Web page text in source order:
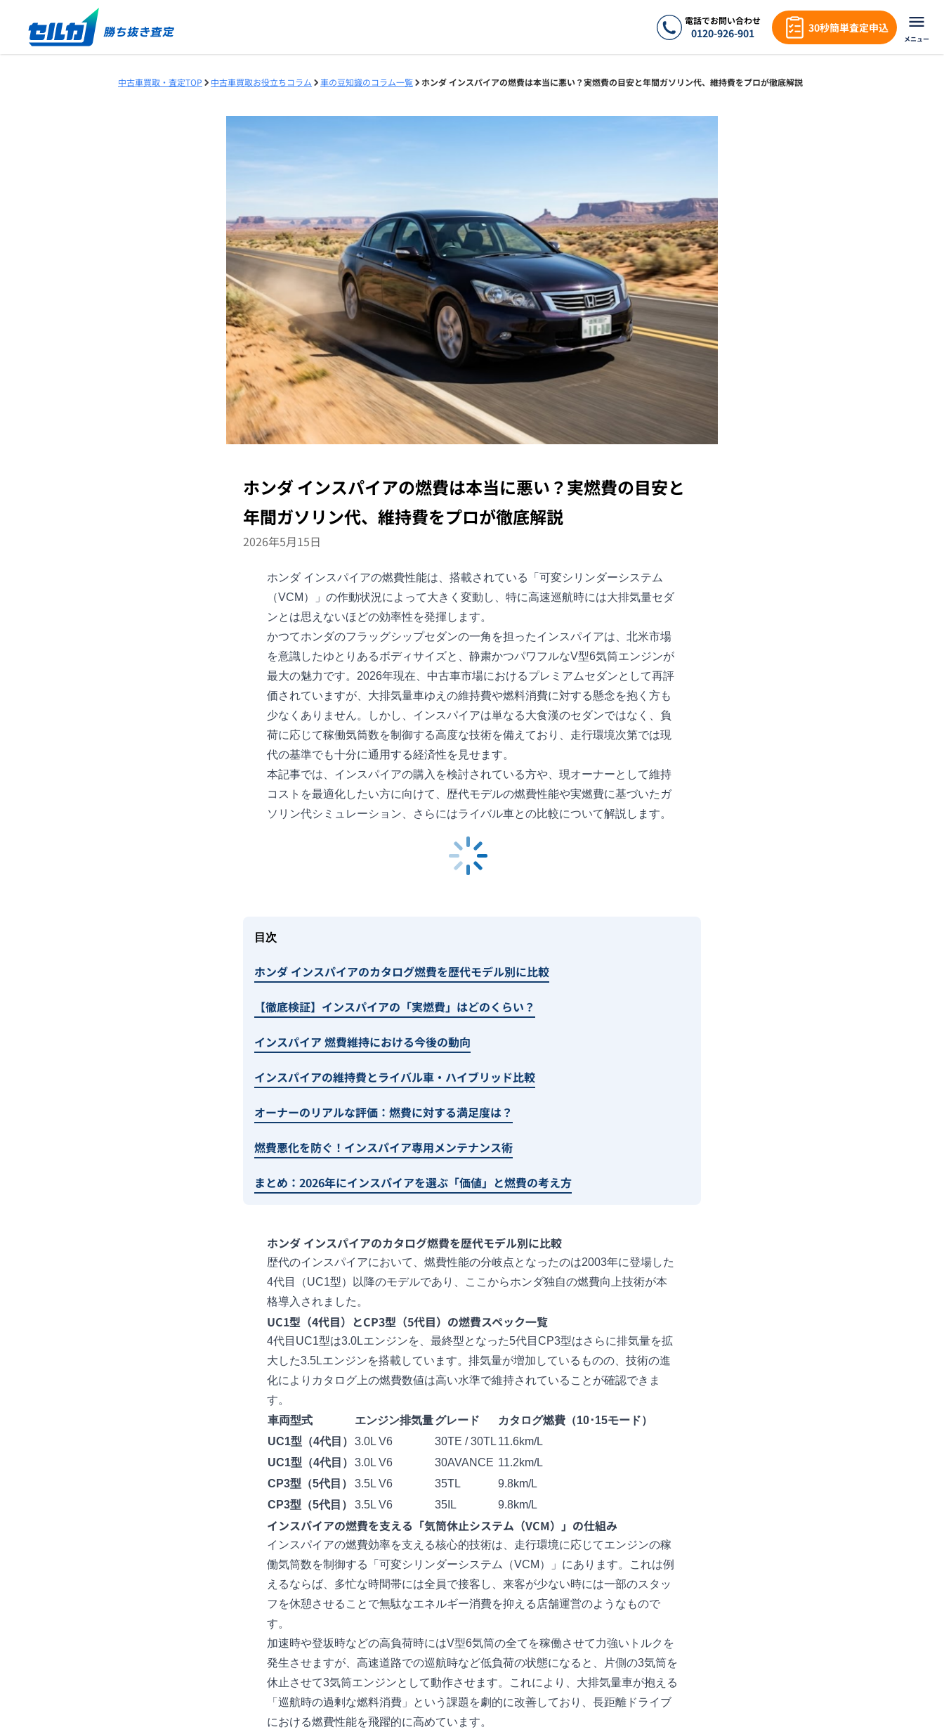
電話でお問い合わせ
0120-926-901 30秒簡単査定申込
メニュー
中古車買取・査定TOP 中古車買取お役立ちコラム 車の豆知識のコラム一覧 ホンダ インスパイアの燃費は本当に悪い？実燃費の目安と年間ガソリン代、維持費をプロが徹底解説
ホンダ インスパイアの燃費は本当に悪い？実燃費の目安と
年間ガソリン代、維持費をプロが徹底解説
2026年5月15日
ホンダ インスパイアの燃費性能は、搭載されている「可変シリンダーシステム
（VCM）」の作動状況によって大きく変動し、特に高速巡航時には大排気量セダ
ンとは思えないほどの効率性を発揮します。
かつてホンダのフラッグシップセダンの一角を担ったインスパイアは、北米市場
を意識したゆとりあるボディサイズと、静粛かつパワフルなV型6気筒エンジンが
最大の魅力です。2026年現在、中古車市場におけるプレミアムセダンとして再評
価されていますが、大排気量車ゆえの維持費や燃料消費に対する懸念を抱く方も
少なくありません。しかし、インスパイアは単なる大食漢のセダンではなく、負
荷に応じて稼働気筒数を制御する高度な技術を備えており、走行環境次第では現
代の基準でも十分に通用する経済性を見せます。
本記事では、インスパイアの購入を検討されている方や、現オーナーとして維持
コストを最適化したい方に向けて、歴代モデルの燃費性能や実燃費に基づいたガ
ソリン代シミュレーション、さらにはライバル車との比較について解説します。
目次
ホンダ インスパイアのカタログ燃費を歴代モデル別に比較
【徹底検証】インスパイアの「実燃費」はどのくらい？
インスパイア 燃費維持における今後の動向
インスパイアの維持費とライバル車・ハイブリッド比較
オーナーのリアルな評価：燃費に対する満足度は？
燃費悪化を防ぐ！インスパイア専用メンテナンス術
まとめ：2026年にインスパイアを選ぶ「価値」と燃費の考え方
ホンダ インスパイアのカタログ燃費を歴代モデル別に比較
歴代のインスパイアにおいて、燃費性能の分岐点となったのは2003年に登場した
4代目（UC1型）以降のモデルであり、ここからホンダ独自の燃費向上技術が本
格導入されました。
UC1型（4代目）とCP3型（5代目）の燃費スペック一覧
4代目UC1型は3.0Lエンジンを、最終型となった5代目CP3型はさらに排気量を拡
大した3.5Lエンジンを搭載しています。排気量が増加しているものの、技術の進
化によりカタログ上の燃費数値は高い水準で維持されていることが確認できま
す。
車両型式
エンジン排気量 グレード
カタログ燃費（10･15モード）
UC1型（4代目）
3.0L V6 30TE / 30TL 11.6km/L
UC1型（4代目）
3.0L V6 30AVANCE 11.2km/L
CP3型（5代目）
3.5L V6 35TL
9.8km/L
CP3型（5代目）
3.5L V6 35IL 9.8km/L
インスパイアの燃費を支える「気筒休止システム（VCM）」の仕組み
インスパイアの燃費効率を支える核心的技術は、走行環境に応じてエンジンの稼
働気筒数を制御する「可変シリンダーシステム（VCM）」にあります。これは例
えるならば、多忙な時間帯には全員で接客し、来客が少ない時には一部のスタッ
フを休憩させることで無駄なエネルギー消費を抑える店舗運営のようなもので
す。
加速時や登坂時などの高負荷時にはV型6気筒の全てを稼働させて力強いトルクを
発生させますが、高速道路での巡航時など低負荷の状態になると、片側の3気筒を
休止させて3気筒エンジンとして動作させます。これにより、大排気量車が抱える
「巡航時の過剰な燃料消費」という課題を劇的に改善しており、長距離ドライブ
における燃費性能を飛躍的に高めています。